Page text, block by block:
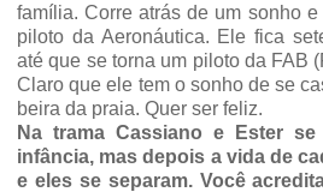
família. Corre atrás de um sonho
piloto da Aeronáutica. Ele fica
até que se torna um piloto da FAB
Claro que ele tem o sonho de se
beira da praia. Quer ser feliz.
Na trama Cassiano e Ester
infância, mas depois a vida de
e eles se separam. Você